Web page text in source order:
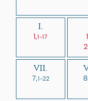
I.
1,1-17
VII.
7,1-22